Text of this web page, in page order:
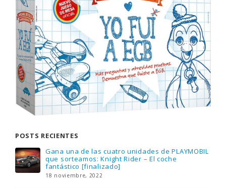
POSTS RECIENTES
Gana una de las cuatro unidades de PLAYMOBIL
que sorteamos: Knight Rider – El coche
fantástico [finalizado]
18 noviembre, 2022